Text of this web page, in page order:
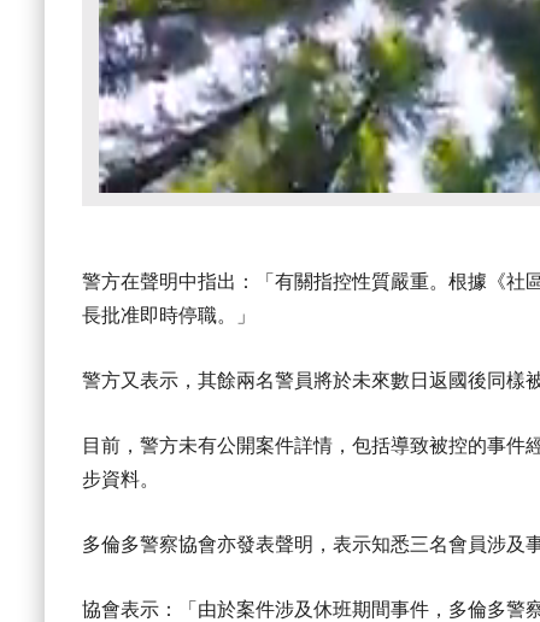
警方在聲明中指出：「有關指控性質嚴重。根據《社
長批准即時停職。」
警方又表示，其餘兩名警員將於未來數日返國後同樣
目前，警方未有公開案件詳情，包括導致被控的事
步資料。
多倫多警察協會亦發表聲明，表示知悉三名會員涉及
協會表示：「由於案件涉及休班期間事件，多倫多警